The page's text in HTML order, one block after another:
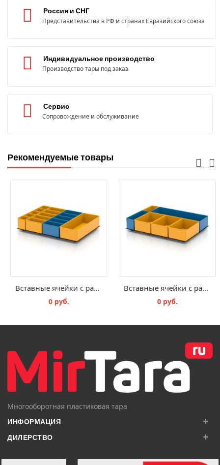
Россия и СНГ
Представительства в РФ и странах Евразийского союза
Индивидуальное производство
Производство тары под заказ
Сервис
Сопровождение и обслуживание
Рекомендуемые товары
Вставные ячейки с разделительной вставкой TB TEK 43 B8 Вставные ячейки с разделительной вставкой TB TEK 43 B9
Многооборотная пластиковая тара
ИНФОРМАЦИЯ +
ДИЛЕРСТВО +